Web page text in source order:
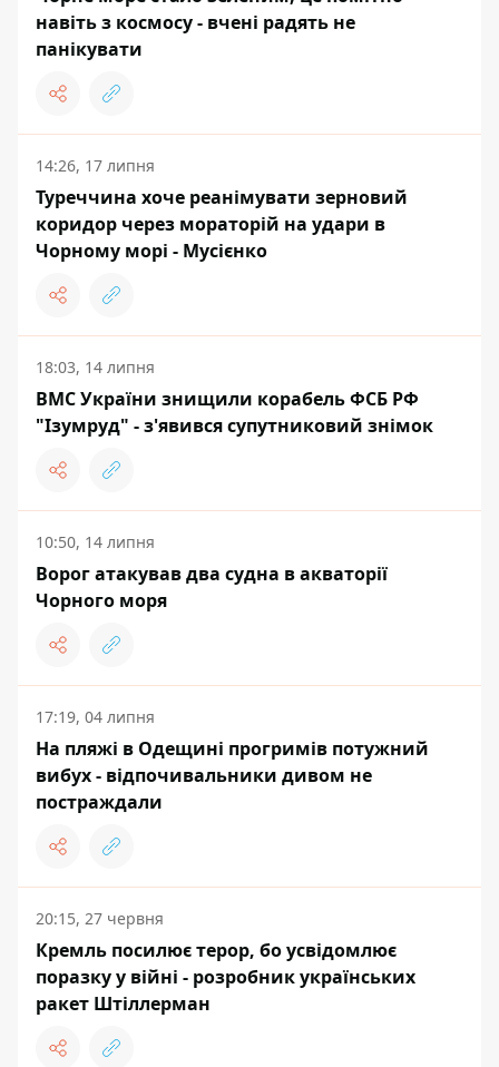
навіть з космосу - вчені радять не
панікувати
14:26, 17 липня
Туреччина хоче реанімувати зерновий
коридор через мораторій на удари в
Чорному морі - Мусієнко
18:03, 14 липня
ВМС України знищили корабель ФСБ РФ
"Ізумруд" - з'явився супутниковий знімок
10:50, 14 липня
Ворог атакував два судна в акваторії
Чорного моря
17:19, 04 липня
На пляжі в Одещині прогримів потужний
вибух - відпочивальники дивом не
постраждали
20:15, 27 червня
Кремль посилює терор, бо усвідомлює
поразку у війні - розробник українських
ракет Штіллерман